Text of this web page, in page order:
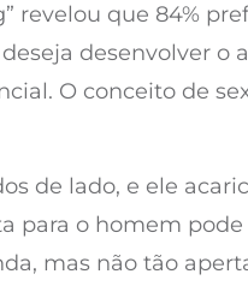
revelou que 84%
desenvolver o
O conceito de
de lado, e ele
o homem
mas não tão